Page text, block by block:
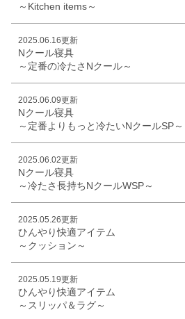
～Kitchen items～
2025.06.16更新
Nクール寝具
～定番の冷たさNクール～
2025.06.09更新
Nクール寝具
～定番よりもっと冷たいNクールSP～
2025.06.02更新
Nクール寝具
～冷たさ長持ちNクールWSP～
2025.05.26更新
ひんやり快適アイテム
～クッション～
2025.05.19更新
ひんやり快適アイテム
～スリッパ＆ラグ～